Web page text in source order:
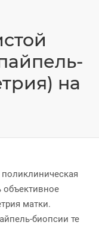
на
объективное
матки.
биопсии те